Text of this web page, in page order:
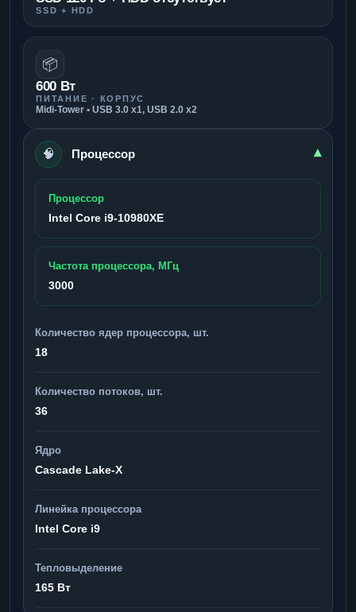
SSD + HDD
📦
600 Вт
ПИТАНИЕ · КОРПУС
Midi-Tower • USB 3.0 x1, USB 2.0 x2
🧠 Процессор ▾
Процессор
Intel Core i9-10980XE
Частота процессора, МГц
3000
Количество ядер процессора, шт.
18
Количество потоков, шт.
36
Ядро
Cascade Lake-X
Линейка процессора
Intel Core i9
Тепловыделение
165 Вт